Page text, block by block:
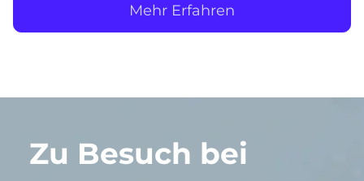
Mehr Erfahren
Zu Besuch bei